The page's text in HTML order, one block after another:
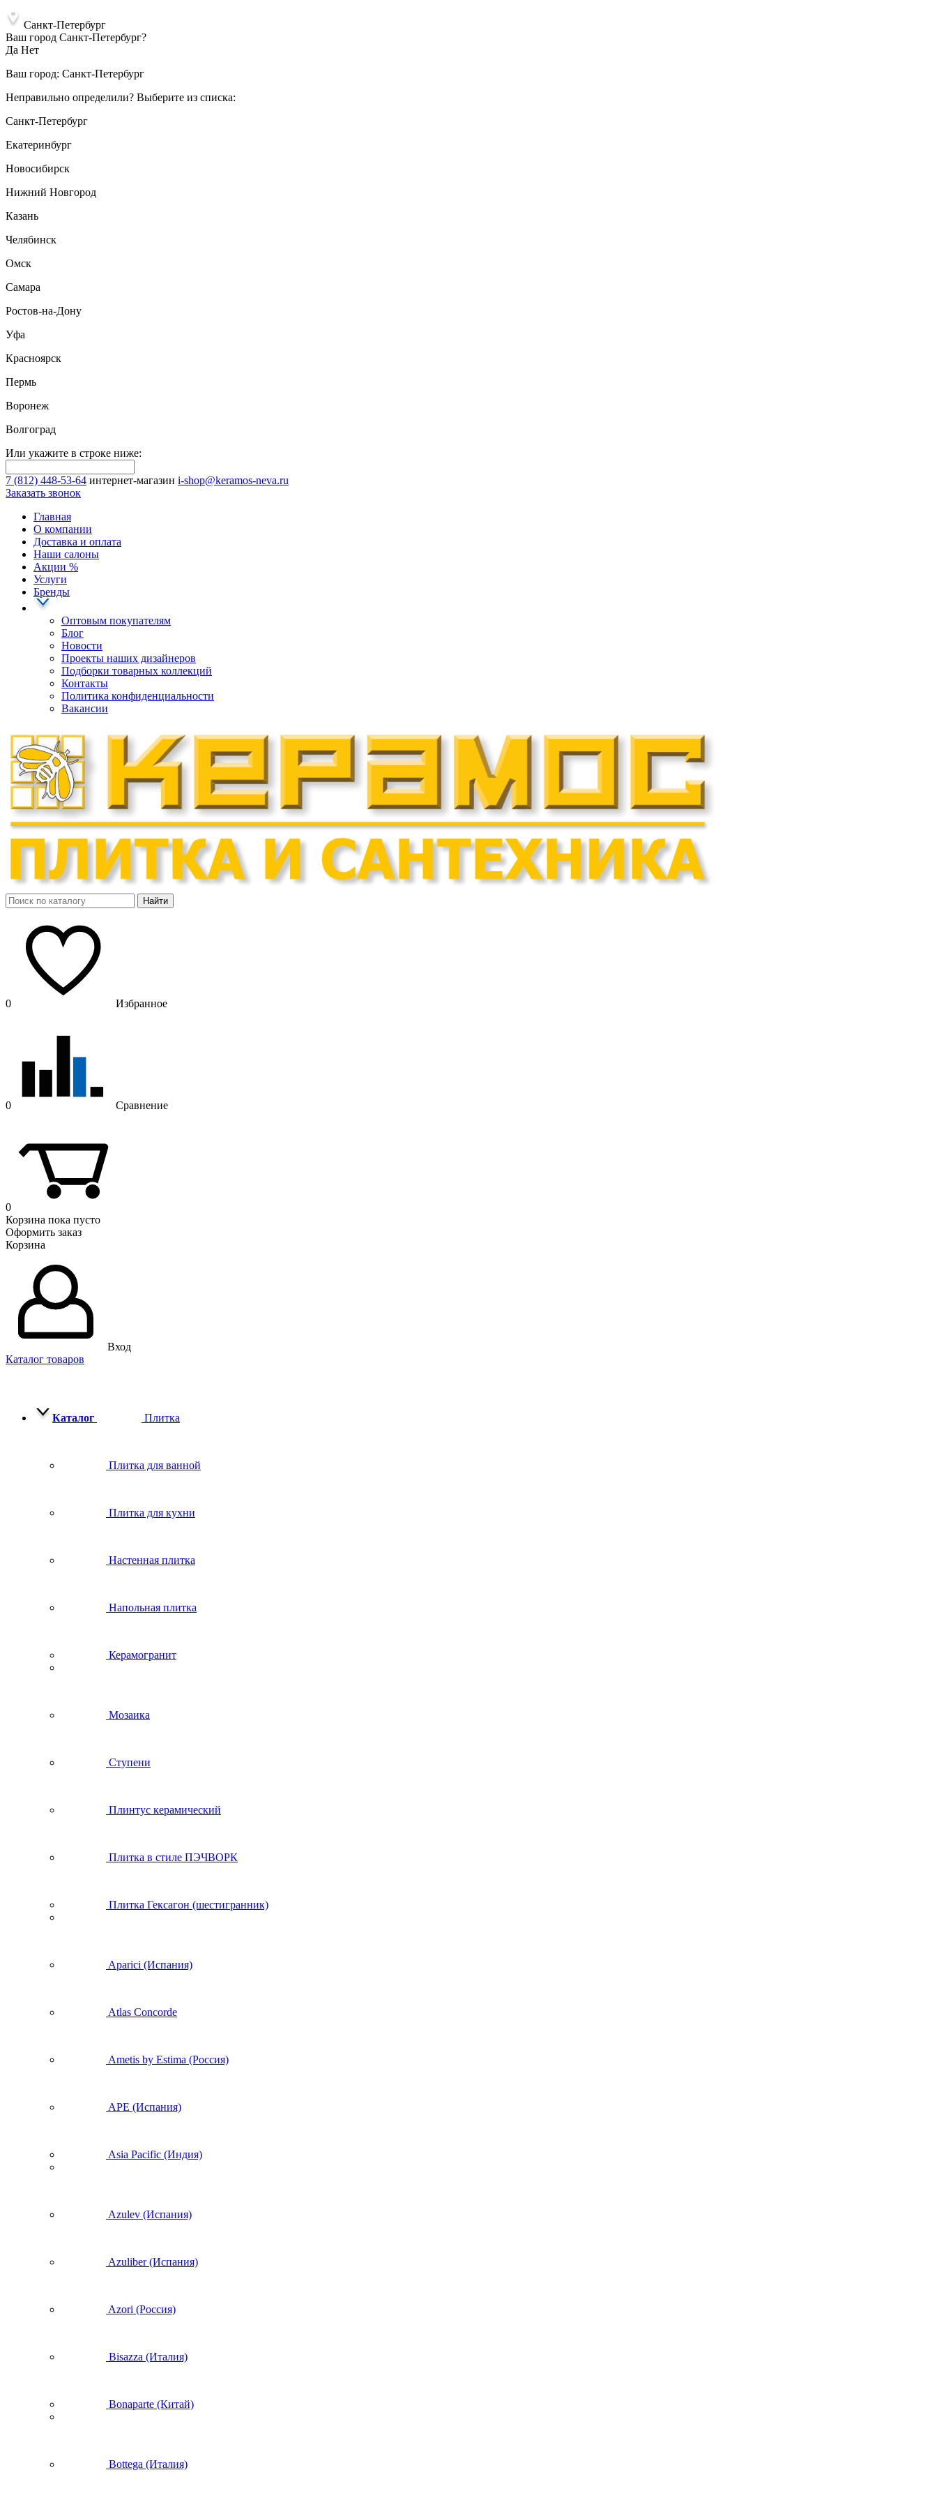
Санкт-Петербург
Ваш город Санкт-Петербург?
Да Нет
Ваш город: Санкт-Петербург
Неправильно определили? Выберите из списка:
Санкт-Петербург
Екатеринбург
Новосибирск
Нижний Новгород
Казань
Челябинск
Омск
Самара
Ростов-на-Дону
Уфа
Красноярск
Пермь
Воронеж
Волгоград
Или укажите в строке ниже:
7 (812) 448-53-64 интернет-магазин i-shop@keramos-neva.ru
Заказать звонок
Главная
О компании
Доставка и оплата
Наши cалоны
Акции %
Услуги
Бренды
Оптовым покупателям
Блог
Новости
Проекты наших дизайнеров
Подборки товарных коллекций
Контакты
Политика конфиденциальности
Вакансии
Найти
0 Избранное
0 Сравнение
0
Корзина пока пусто
Оформить заказ
Корзина
Вход
Каталог товаров
Каталог Плитка
Плитка для ванной
Плитка для кухни
Настенная плитка
Напольная плитка
Керамогранит
Мозаика
Ступени
Плинтус керамический
Плитка в стиле ПЭЧВОРК
Плитка Гексагон (шестигранник)
Aparici (Испания)
Atlas Concorde
Ametis by Estima (Россия)
APE (Испания)
Asia Pacific (Индия)
Azulev (Испания)
Azuliber (Испания)
Azori (Россия)
Bisazza (Италия)
Bonaparte (Китай)
Bottega (Италия)